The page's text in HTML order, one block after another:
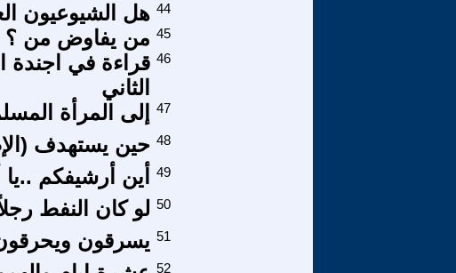
هل الشيوعيون 44
من يفاوض من ؟ 45
قراءة في اجندة
الثاني
46
إلى المرأة 47
حين يستهدف 48
أين أرشيفكم 49
لو كان النفط 50
يسرقون 51
52